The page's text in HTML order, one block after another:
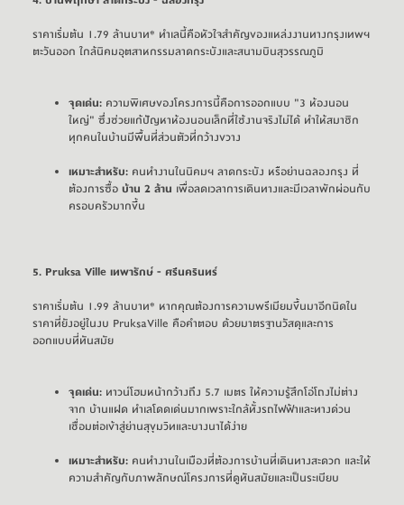
ราคาเริ่มต้น 1.79 ล้านบาท* ทำเลนี้คือหัวใจสำคัญของแหล่งงานทางกรุงเทพฯ
ตะวันออก ใกล้นิคมอุตสาหกรรมลาดกระบังและสนามบินสุวรรณภูมิ
จุดเด่น:ความพิเศษของโครงการนี้คือการออกแบบ "3 ห้องนอน
ใหญ่" ซึ่งช่วยแก้ปัญหาห้องนอนเล็กที่ใช้งานจริงไม่ได้ ทำให้สมาชิก
ทุกคนในบ้านมีพื้นที่ส่วนตัวที่กว้างขวาง
เหมาะสำหรับ:คนทำงานในนิคมฯ ลาดกระบัง หรือย่านฉลองกรุง ที่
ต้องการซื้อ บ้าน 2 ล้าน เพื่อลดเวลาการเดินทางและมีเวลาพักผ่อนกับ
ครอบครัวมากขึ้น
5. Pruksa Ville เทพารักษ์ - ศรีนครินทร์
ราคาเริ่มต้น 1.99 ล้านบาท* หากคุณต้องการความพรีเมียมขึ้นมาอีกนิดใน
ราคาที่ยังอยู่ในงบ PruksaVille คือคำตอบ ด้วยมาตรฐานวัสดุและการ
ออกแบบที่ทันสมัย
จุดเด่น:ทาวน์โฮมหน้ากว้างถึง 5.7 เมตร ให้ความรู้สึกโอ่โถงไม่ต่าง
จาก บ้านแฝด ทำเลโดดเด่นมากเพราะใกล้ทั้งรถไฟฟ้าและทางด่วน
เชื่อมต่อเข้าสู่ย่านสุขุมวิทและบางนาได้ง่าย
เหมาะสำหรับ:คนทำงานในเมืองที่ต้องการบ้านที่เดินทางสะดวก และให้
ความสำคัญกับภาพลักษณ์โครงการที่ดูทันสมัยและเป็นระเบียบ